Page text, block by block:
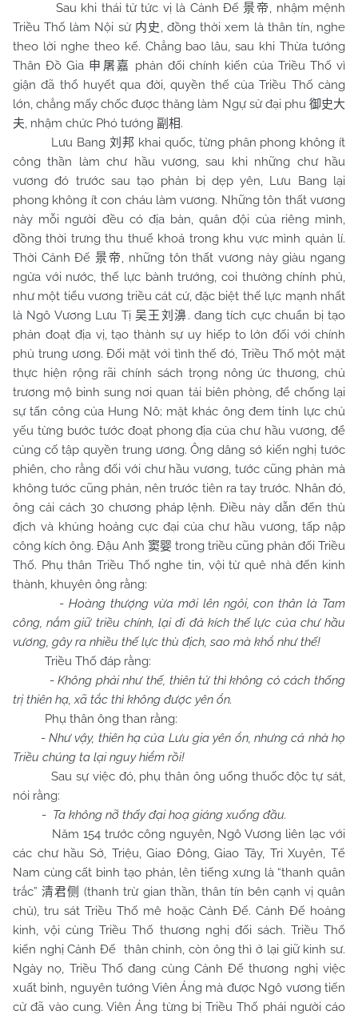
Sau khi thái tử tức vị là Cảnh Đế景帝, nhậm mệnh
Triều Thố làm Nội sử 内史, đồng thời xem là thân tín, nghe
theo lời nghe theo kế. Chẳng bao lâu, sau khi Thừa tướng
Thân Đồ Gia 申屠嘉
phản đối chính kiến của Triều Thố vì
giận đã thổ huyết qua đời, quyền thế của Triều Thố càng
lớn, chẳng mấy chốc được thăng làm Ngự sử đại phu 御史大
夫, nhậm chức Phó tướng 副相.
Lưu Bang 刘邦 khai quốc, từng phân phong không ít
công thần làm chư hầu vương, sau khi những chư hầu
vương đó trước sau tạo phản bị dẹp yên, Lưu Bang lại
phong không ít con cháu làm vương. Những tôn thất vương
này mỗi người đều có địa bàn, quân đội của riêng mình,
đồng thời trưng thu thuế khoá trong khu vực mình quản lí.
Thời Cảnh Đế 景帝, những tôn thất vương này giàu ngang
ngửa với nước, thế lực bành trướng, coi thường chính phủ,
như một tiểu vương triều cát cứ, đặc biệt thế lực mạnh nhất
là Ngô Vương Lưu Tị 吴王刘濞. đang tích cực chuẩn bị tạo
phản đoạt địa vị, tạo thành sự uy hiếp to lớn đối với chính
phủ trung ương. Đối mặt với tình thế đó, Triều Thố một mặt
thực hiện rộng rãi chính sách trọng nông ức thương, chủ
trương mộ binh sung nơi quan tái biên phòng, để chống lại
sự tấn công của Hung Nô; mặt khác ông đem tinh lực chủ
yếu từng bước tước đoạt phong địa của chư hầu vương, để
củng cố tập quyền trung ương. Ông dâng sớ kiến nghị tước
phiên, cho rằng đối với chư hầu vương, tước cũng phản mà
không tước cũng phản, nên trước tiên ra tay trước. Nhân đó,
ông cải cách 30 chương pháp lệnh. Điều này dẫn đến thù
địch và khủng hoảng cực đại của chư hầu vương, tấp nập
công kích ông. Đậu Anh 窦婴 trong triều cũng phản đối Triều
Thố. Phụ thân Triều Thố nghe tin, vội từ quê nhà đến kinh
thành, khuyên ông rằng:
-Hoàng thượng vừa mới lên ngôi, con thân là Tam
công, nắm giữ triều chính, lại đi đả kích thế lực của chư hầu
vương, gây ra nhiều thế lực thù địch, sao mà khổ như thế!
Triều Thố đáp rằng:
-Không phải như thế, thiên tử thì không có cách thống
trị thiên hạ, xã tắc thì không được yên ổn.
Phụ thân ông than rằng:
- Như vậy, thiên hạ của Lưu gia yên ổn, nhưng cả nhà họ
Triều chúng ta lại nguy hiểm rồi!
Sau sự việc đó, phụ thân ông uống thuốc độc tự sát,
nói rằng:
- Ta không nỡ thấy đại hoạ giáng xuống đầu.
Năm 154 trước công nguyên, Ngô Vương liên lạc với
các chư hầu Sở, Triệu, Giao Đông, Giao Tây, Tri Xuyên, Tế
Nam cùng cất binh tạo phản, lên tiếng xưng là “thanh quân
trắc”清君侧 (thanh trừ gian thần, thân tín bên cạnh vị quân
chủ), tru sát Triều Thố mê hoặc Cảnh Đế. Cảnh Đế hoảng
kinh, vội cùng Triều Thố thương nghị đối sách. Triều Thố
kiến nghị Cảnh Đế thân chinh, còn ông thì ở lại giữ kinh sư.
Ngày nọ, Triều Thố đang cùng Cảnh Đế thương nghị việc
xuất binh, nguyên tướng Viên Áng mà được Ngô vương tiến
cử đã vào cung. Viên Áng từng bị Triều Thố phái người cáo